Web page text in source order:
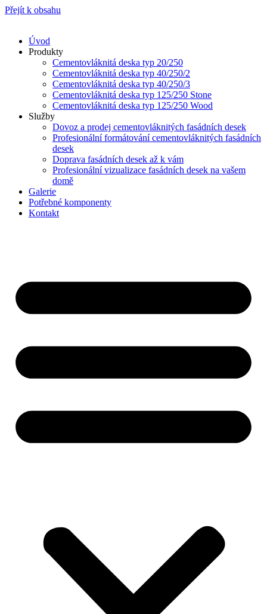
Přejít k obsahu
Úvod
Produkty
Cementovláknitá deska typ 20/250
Cementovláknitá deska typ 40/250/2
Cementovláknitá deska typ 40/250/3
Cementovláknitá deska typ 125/250 Stone
Cementovláknitá deska typ 125/250 Wood
Služby
Dovoz a prodej cementovláknitých fasádních desek
Profesionální formátování cementovláknitých fasádních
desek
Doprava fasádních desek až k vám
Profesionální vizualizace fasádních desek na vašem
domě
Galerie
Potřebné komponenty
Kontakt